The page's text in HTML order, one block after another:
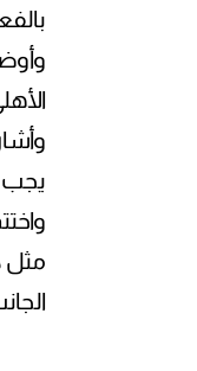
يجب
مثل